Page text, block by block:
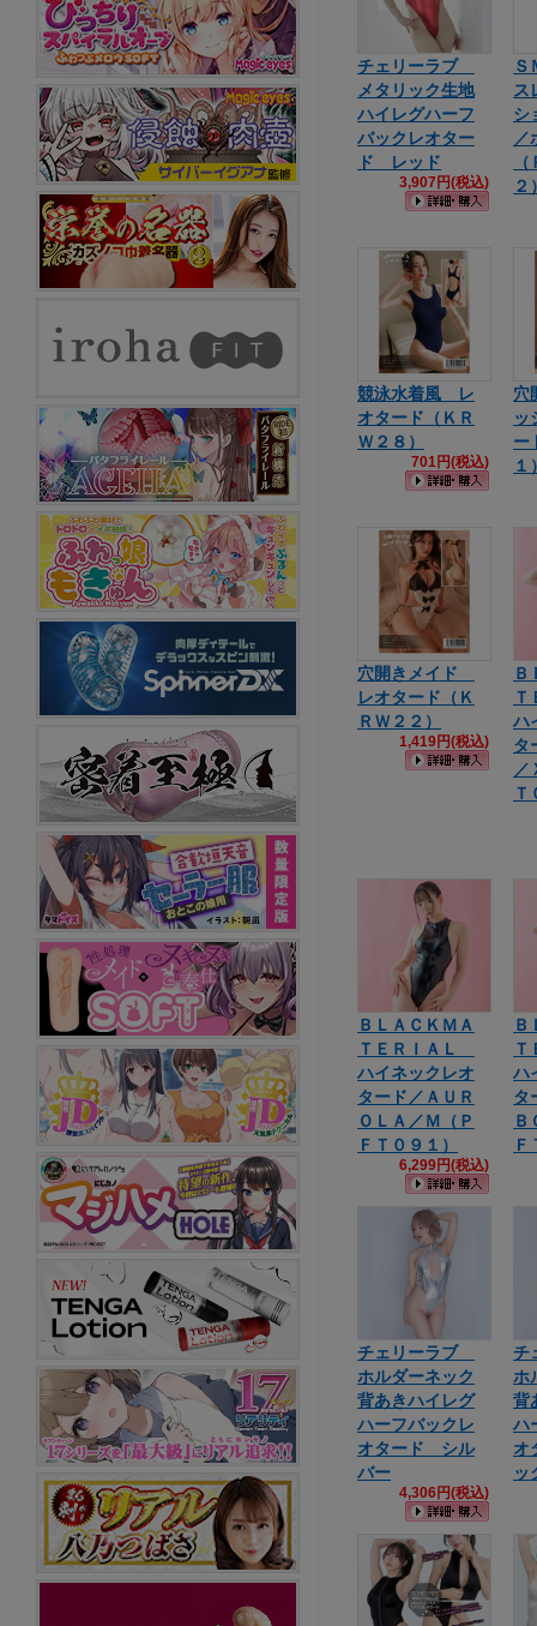
チェリーラブ
メタリック生地
ハイレグハーフ
バックレオター
ド レッド
3,907円(税込)
Ｓ
シ
／
２
競泳水着風 レ
オタード（ＫＲ
Ｗ２８）
701円(税込)
穴
ッ
ー
１
穴開きメイド
レオタード（Ｋ
ＲＷ２２）
1,419円(税込)
Ｂ
ハ
タ
／
Ｔ
ＢＬＡＣＫＭＡ
ＴＥＲＩＡＬ
ハイネックレオ
タード／ＡＵＲ
ＯＬＡ／Ｍ（Ｐ
ＦＴ０９１）
6,299円(税込)
Ｂ
ハ
タ
Ｂ
Ｆ
チェリーラブ
ホルダーネック
背あきハイレグ
ハーフバックレ
オタード シル
バー
4,306円(税込)
チ
ホ
背
ハ
オ
ッ